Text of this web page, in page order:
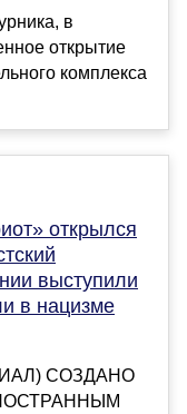
в
открытие
комплекса
открылся
выступили
в нацизме
СОЗДАНО